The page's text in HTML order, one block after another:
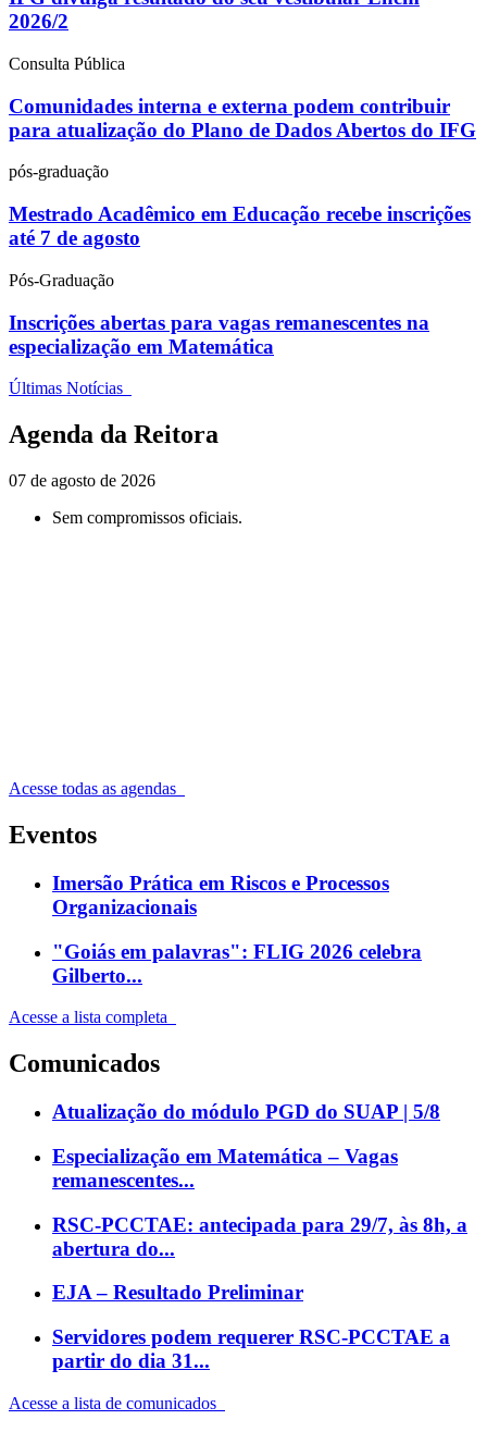
2026/2
Consulta Pública
Comunidades interna e externa podem contribuir
para atualização do Plano de Dados Abertos do IFG
pós-graduação
Mestrado Acadêmico em Educação recebe inscrições
até 7 de agosto
Pós-Graduação
Inscrições abertas para vagas remanescentes na
especialização em Matemática
Últimas Notícias
Agenda da Reitora
07 de agosto de 2026
Sem compromissos oficiais.
Acesse todas as agendas
Eventos
Imersão Prática em Riscos e Processos
Organizacionais
"Goiás em palavras": FLIG 2026 celebra
Gilberto...
Acesse a lista completa
Comunicados
Atualização do módulo PGD do SUAP | 5/8
Especialização em Matemática – Vagas
remanescentes...
RSC-PCCTAE: antecipada para 29/7, às 8h, a
abertura do...
EJA – Resultado Preliminar
Servidores podem requerer RSC-PCCTAE a
partir do dia 31...
Acesse a lista de comunicados